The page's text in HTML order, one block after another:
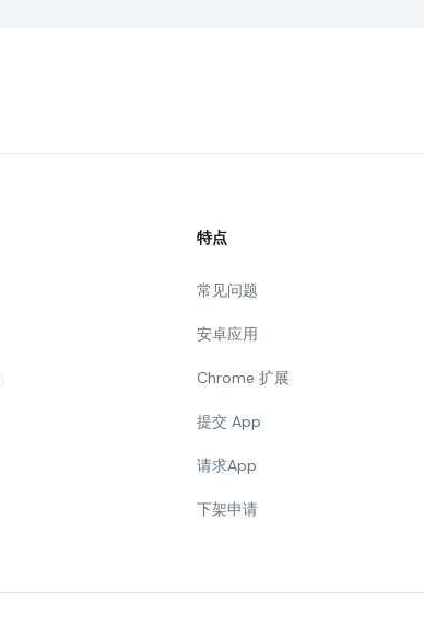
特点
常见问题
安卓应用
Chrome 扩展
提交 App
请求App
下架申请